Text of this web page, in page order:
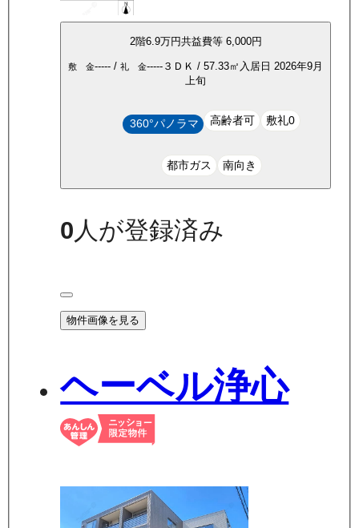
2階6.9万円共益費等 6,000円
敷 金----- / 礼 金----- ３ＤＫ / 57.33㎡ 入居日 2026年9月
上旬
360°パノラマ 高齢者可 敷礼0
都市ガス 南向き
0人が登録済み
物件画像を見る
ヘーベル浄心